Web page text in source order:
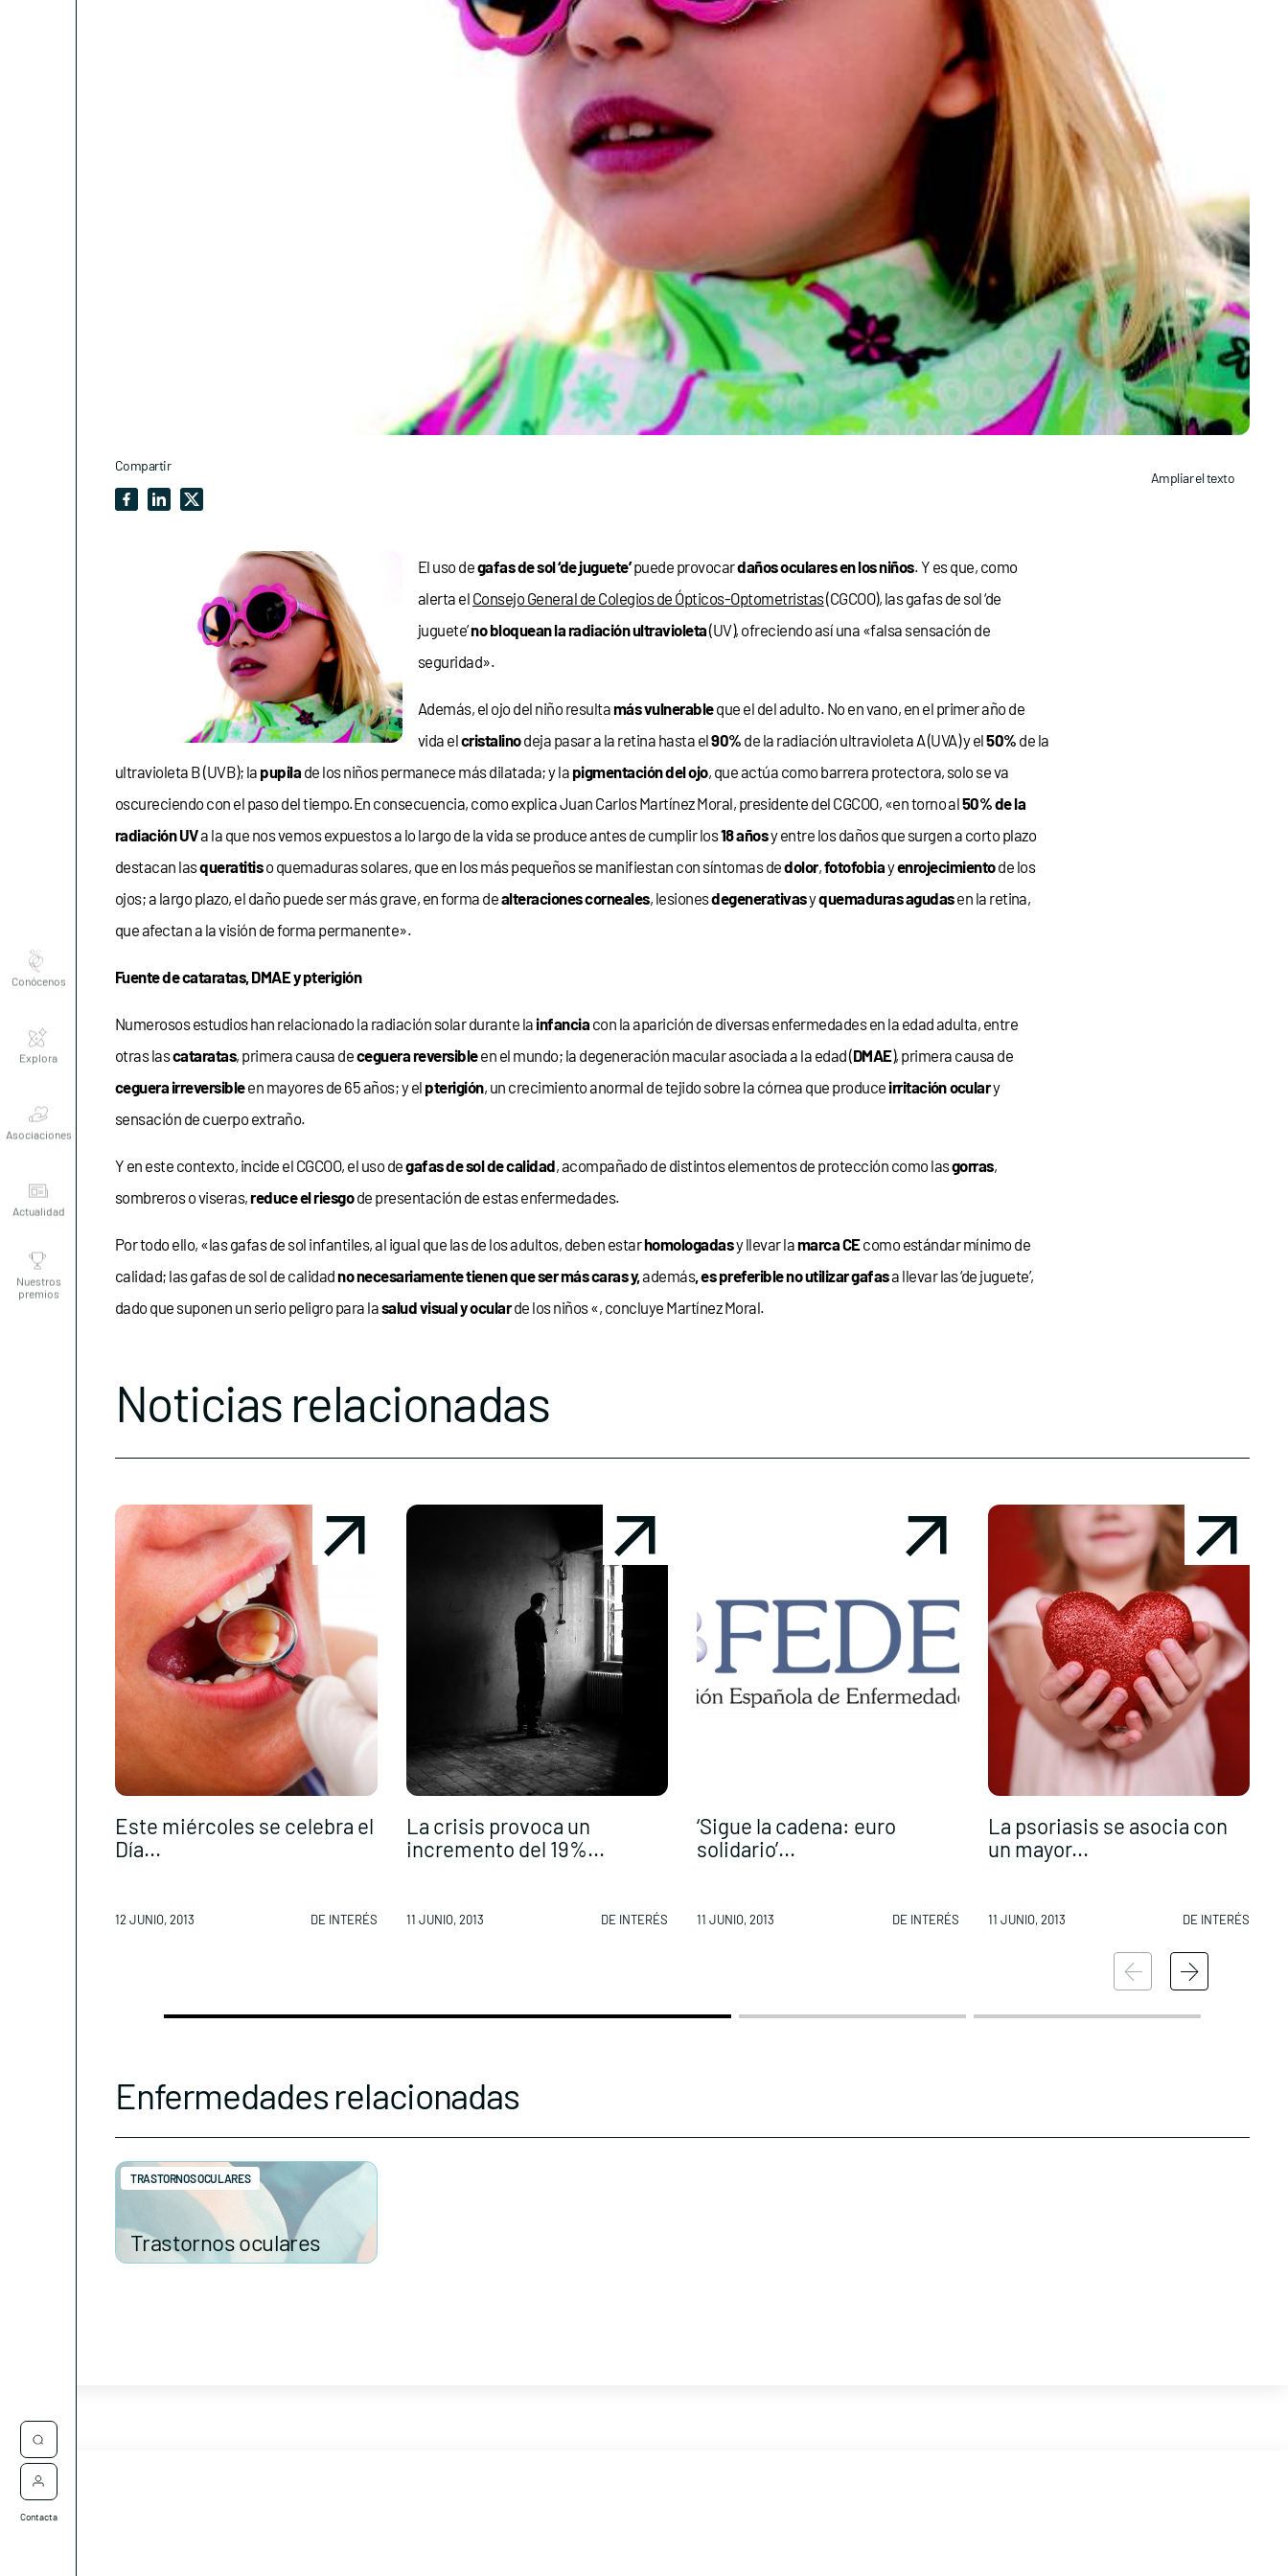
premios
Contacta
Compartir
Ampliar el texto
El uso degafas de sol ‘de juguete’puede provocardaños oculares en los niños. Y es que, como
alerta el Consejo General de Colegios de Ópticos-Optometristas(CGCOO), las gafas de sol ‘de
juguete’no bloquean la radiación ultravioleta(UV), ofreciendo así una «falsa sensación de
seguridad».
Además, el ojo del niño resultamás vulnerableque el del adulto. No en vano, en el primer año de
vida elcristalinodeja pasar a la retina hasta el90% de la radiación ultravioleta A (UVA) y el50% de la
ultravioleta B (UVB); la pupila de los niños permanece más dilatada; y la pigmentación del ojo, que actúa como barrera protectora, solo se va
oscureciendo con el paso del tiempo.En consecuencia, como explica Juan Carlos Martínez Moral, presidente del CGCOO, «en torno al50% de la
radiación UVa la que nos vemos expuestos a lo largo de la vida se produce antes de cumplir los18 añosy entre los daños que surgen a corto plazo
destacan lasqueratitiso quemaduras solares, que en los más pequeños se manifiestan con síntomas dedolor,fotofobiayenrojecimientode los
ojos; a largo plazo, el daño puede ser más grave, en forma dealteraciones corneales, lesionesdegenerativasyquemaduras agudasen la retina,
que afectan a la visión de forma permanente».
Fuente de cataratas, DMAE y pterigión
Numerosos estudios han relacionado la radiación solar durante la infancia con la aparición de diversas enfermedades en la edad adulta, entre
otras lascataratas, primera causa deceguera reversibleen el mundo; la degeneración macular asociada a la edad (DMAE), primera causa de
ceguera irreversibleen mayores de 65 años; y el pterigión, un crecimiento anormal de tejido sobre la córnea que produce irritaciónoculary
sensación de cuerpo extraño.
Y en este contexto, incide el CGCOO, el uso degafas de sol de calidad, acompañado de distintos elementos de protección como lasgorras,
sombreros o viseras,reduce el riesgode presentación de estas enfermedades.
Por todo ello, «las gafas de sol infantiles, al igual que las de los adultos, deben estarhomologadasy llevar lamarca CEcomo estándar mínimo de
calidad; las gafas de sol de calidadno necesariamente tienen que ser más caras y, además, es preferible no utilizar gafasa llevar las ‘de juguete’,
dado que suponen un serio peligro para lasalud visual y ocularde los niños«, concluye Martínez Moral.
Noticias relacionadas
Este miércoles se celebra el
Día...
12 JUNIO, 2013 DE INTERÉS
La crisis provoca un
incremento del 19%...
11 JUNIO, 2013 DE INTERÉS
‘Sigue la cadena: euro
solidario’...
11 JUNIO, 2013 DE INTERÉS
La psoriasis se asocia con
un mayor...
11 JUNIO, 2013 DE INTERÉS
Enfermedades relacionadas
Trastornos oculares
TRASTORNOS OCULARES